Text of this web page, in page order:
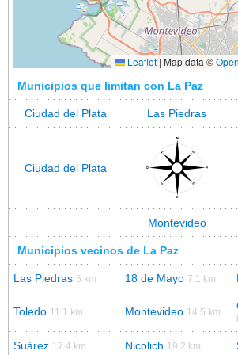
Leaflet |Map data ©
Municipios que limitan con La Paz
Ciudad del Plata Las Piedras
Ciudad del Plata
Montevideo
Municipios vecinos de La Paz
Las Piedras 5 km 18 de Mayo 7.1 km
Toledo 11.1 km Montevideo 14.5 km
Suárez 17.4 km Nicolich 19.2 km